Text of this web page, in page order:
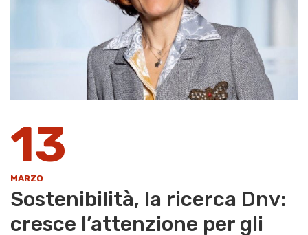
13
MARZO
Sostenibilità, la ricerca Dnv:
cresce l’attenzione per gli